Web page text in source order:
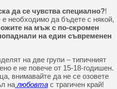
да се чувства специално?!
необходимо да бъдете с някой,
на мъж с по-скромен
на един съвременен
на две групи – типичният
е не повече от 15-18-годишен.
внимавайте да не се озовете
налюбовтас трагичен край!